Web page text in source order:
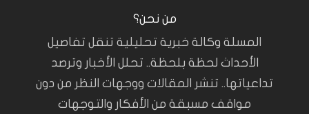
من نحن؟
المسلة وكالة خبرية تحليلية تنقل تفاصيل
الأحداث لحظة بلحظة.. تحلل الأخبار وترصد
تداعياتها.. تنشر المقالات ووجهات النظر من دون
مواقف مسبقة من الأفكار والتوجهات